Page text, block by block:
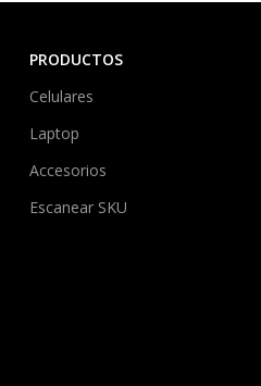
PRODUCTOS
Celulares
Laptop
Accesorios
Escanear SKU